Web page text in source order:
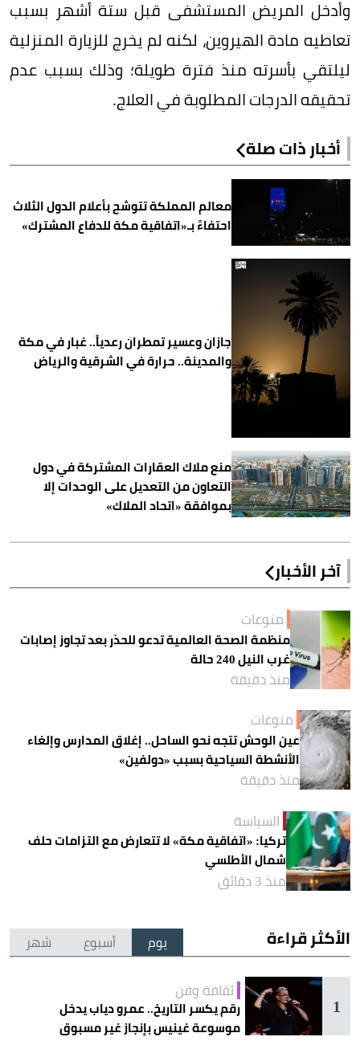
وأدخل المريض المستشفى قبل ستة أشهر بسبب
تعاطيه مادة الهيروين، لكنه لم يخرج للزيارة المنزلية
ليلتقي بأسرته منذ فترة طويلة؛ وذلك بسبب عدم
تحقيقه الدرجات المطلوبة في العلاج.
أخبار ذات صلة
معالم المملكة تتوشح بأعلام الدول الثلاث
احتفاءً بـ«اتفاقية مكة للدفاع المشترك»
جازان وعسير تمطران رعدياً.. غبار في مكة
والمدينة.. حرارة في الشرقية والرياض
منع ملاك العقارات المشتركة في دول
التعاون من التعديل على الوحدات إلا
بموافقة «اتحاد الملاك»
آخر الأخبار
منوعات
منظمة الصحة العالمية تدعو للحذر بعد تجاوز إصابات
غرب النيل 240 حالة
منذ دقيقة
منوعات
عين الوحش تتجه نحو الساحل.. إغلاق المدارس وإلغاء
الأنشطة السياحية بسبب «دولفين»
منذ دقيقة
السياسة
تركيا: «اتفاقية مكة» لا تتعارض مع التزامات حلف
شمال الأطلسي
منذ 3 دقائق
الأكثر قراءة يوم أسبوع شهر
1
ثقافة وفن
رقم يكسر التاريخ.. عمرو دياب يدخل
موسوعة غينيس بإنجاز غير مسبوق